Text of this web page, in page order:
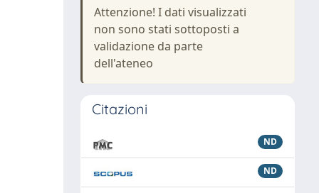
Attenzione! I dati visualizzati
non sono stati sottoposti a
validazione da parte
dell'ateneo
Citazioni
ND
ND